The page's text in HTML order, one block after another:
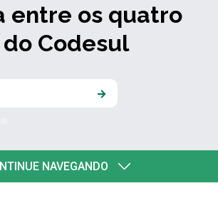
entre os quatro
Codesul
NAVEGANDO